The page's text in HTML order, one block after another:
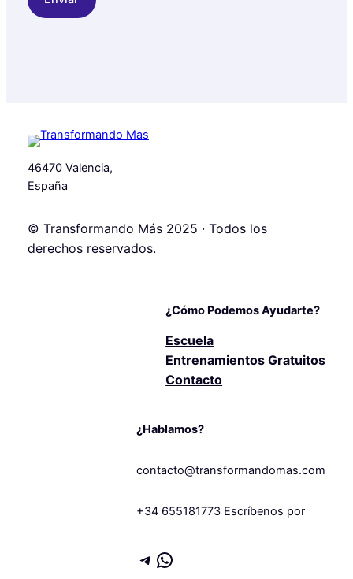
46470 Valencia,
España
© Transformando Más 2025 · Todos los
derechos reservados.
¿Cómo Podemos Ayudarte?
Escuela
Entrenamientos Gratuitos
Contacto
¿Hablamos?
contacto@transformandomas.com
+34 655181773 Escríbenos por
Telegram
WhatsApp